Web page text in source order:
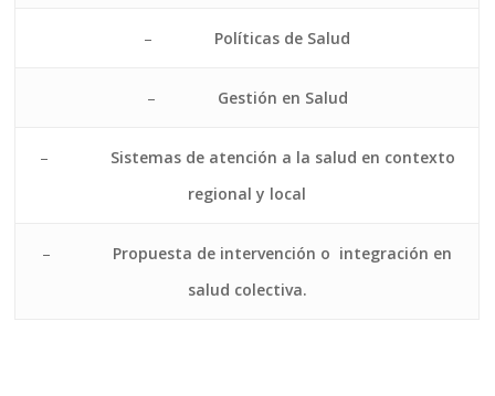
– Políticas de Salud
– Gestión en Salud
– Sistemas de atención a la salud en contexto
regional y local
– Propuesta de intervención o integración en
salud colectiva.